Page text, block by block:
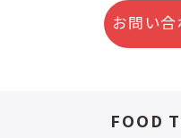
お問い
FOOD